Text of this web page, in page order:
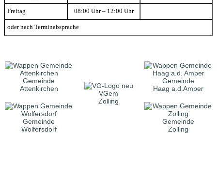
Freitag 08:00 Uhr – 12:00 Uhr
oder nach Terminabsprache
Gemeinde
Attenkirchen
VGem
Zolling
Gemeinde
Haag a.d.Amper
Gemeinde
Wolfersdorf
Gemeinde
Zolling